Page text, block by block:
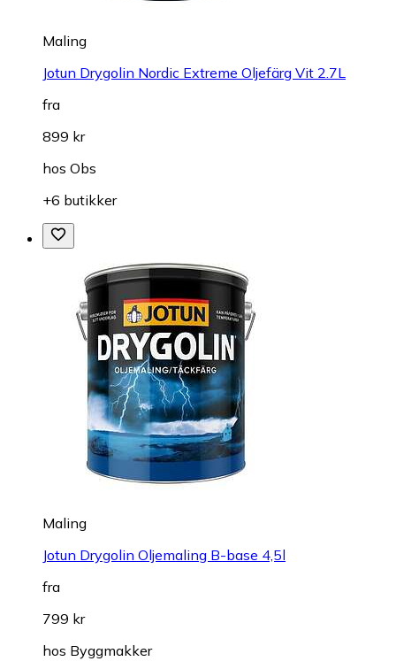
Maling
Jotun Drygolin Nordic Extreme Oljefärg Vit 2.7L
fra
899 kr
hos Obs
+6 butikker
Maling
Jotun Drygolin Oljemaling B-base 4,5l
fra
799 kr
hos Byggmakker